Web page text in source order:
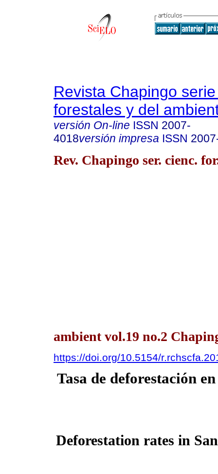
Revista Chapingo
forestales y del
versión On-line ISSN 2007-
4018versión impresa ISSN
Rev. Chapingo ser. cienc.
ambient vol.19 no.2
https://doi.org/10.5154/
Tasa de deforestación
Deforestation rates in